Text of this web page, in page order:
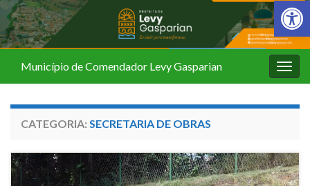
Barra de
Município de Comendador Levy Gasparian
CATEGORIA: SECRETARIA DE OBRAS